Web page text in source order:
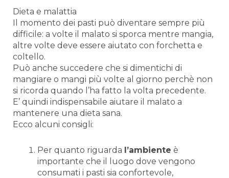
Dieta e malattia
Il momento dei pasti può diventare sempre più
difficile: a volte il malato si sporca mentre mangia,
altre volte deve essere aiutato con forchetta e
coltello.
Può anche succedere che si dimentichi di
mangiare o mangi più volte al giorno perchè non
si ricorda quando l’ha fatto la volta precedente.
E’ quindi indispensabile aiutare il malato a
mantenere una dieta sana.
Ecco alcuni consigli:
Per quanto riguarda l’ambiente è
importante che il luogo dove vengono
consumati i pasti sia confortevole,